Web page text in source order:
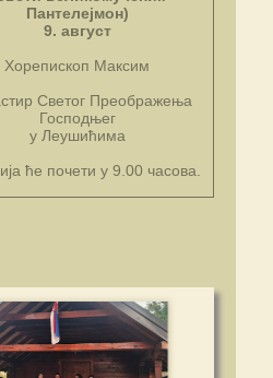
Пантелејмон)
9. август
Хорепископ Максим
Светог Преображења
Господњег
у Леушићима
ће почети у 9.00 часова.